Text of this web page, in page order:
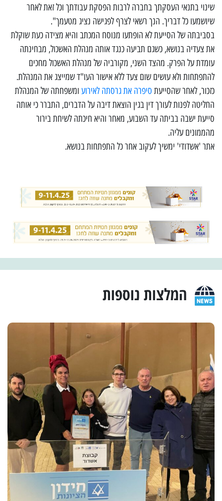
שינוי בתנאי העסקתך בחברה לרבות הפסקת עבודתך וכל זאת לאחר
שיושמעו כל דבריך. הנך רשאי לצרף לפגישה נציג מטעמך".
בסביבתה של הסייעת לא הופתעו מנוסח המכתב והיא מצידה כעת שוקלת
את צעדיה בנושא, כשגם תביעה כנגד אותה מנהלת האשכול, מבחינתה
עומדת על הפרק. מהצד השני, מקורביה של מנהלת האשכול מחכים
להתפתחות ולא עושים שום צעד ללא אישור העו"ד שמייצג את המנהלת.
כזכור, לאחר שהסייעת סיפרה את גרסתה לאירוע ומשפחתה של המנהלת
החליטה לפנות לעורך דין בגין הוצאת דיבה על הדברים, התברר כי אותה
סייעת ישבה בביתה עד השבוע, מאחר והיא חיכתה לשיחת בירור
מהממונים עליה.
אתר 'אשדודי' ימשיך לעקוב אחר כל התפתחות בנושא.
המלצות נוספות